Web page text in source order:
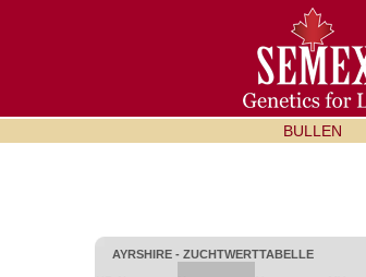
BULLEN
AYRSHIRE - ZUCHTWERTTABELLE